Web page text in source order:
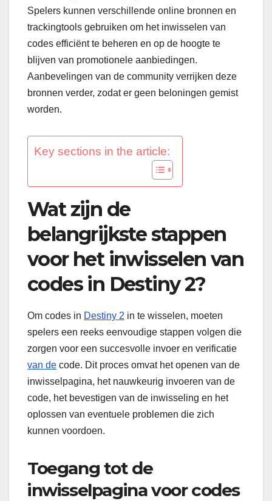
Spelers kunnen verschillende online bronnen en
trackingtools gebruiken om het inwisselen van
codes efficiënt te beheren en op de hoogte te
blijven van promotionele aanbiedingen.
Aanbevelingen van de community verrijken deze
bronnen verder, zodat er geen beloningen gemist
worden.
Key sections in the article:
Wat zijn de
belangrijkste stappen
voor het inwisselen van
codes in Destiny 2?
Om codes in Destiny 2 in te wisselen, moeten
spelers een reeks eenvoudige stappen volgen die
zorgen voor een succesvolle invoer en verificatie
van de code. Dit proces omvat het openen van de
inwisselpagina, het nauwkeurig invoeren van de
code, het bevestigen van de inwisseling en het
oplossen van eventuele problemen die zich
kunnen voordoen.
Toegang tot de
inwisselpagina voor codes